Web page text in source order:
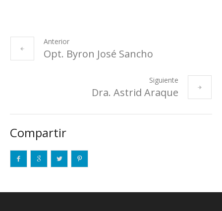
Anterior
Opt. Byron José Sancho
Siguiente
Dra. Astrid Araque
Compartir